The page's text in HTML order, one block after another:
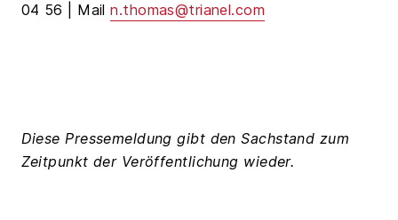
04 56 | Mailn.thomas@trianel.com
Diese Pressemeldung gibt den Sachstand zum
Zeitpunkt der Veröffentlichung wieder.